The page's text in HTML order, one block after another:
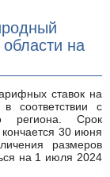
на
соответствии с
региона. Срок
30 июня
размеров
на 1 июля 2024